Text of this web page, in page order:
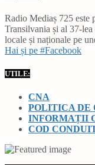
Radio Mediaș 725 este
Transilvania și al 37-
locale și naționale pe
Hai și pe #Facebook
UTILE:
CNA
POLITICA DE
INFORMAȚII
COD